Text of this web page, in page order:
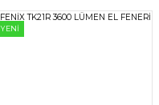
YENİ